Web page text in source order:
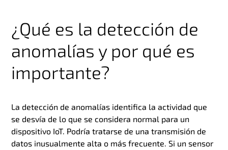
¿Qué es la detección de
anomalías y por qué es
importante?
La detección de anomalías identifica la actividad que
se desvía de lo que se considera normal para un
dispositivo IoT. Podría tratarse de una transmisión de
datos inusualmente alta o más frecuente. Si un sensor